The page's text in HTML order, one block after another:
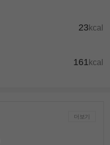
23 kcal
161 kcal
더보기